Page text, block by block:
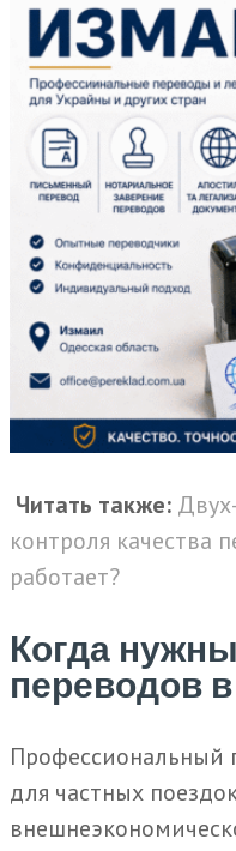
Читать также:
контроля качества
работает?
Когда
переводов
Профессиональный
для частных